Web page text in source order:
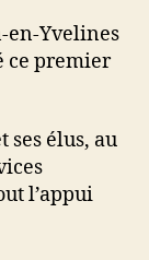
en-Yvelines
ce premier
ses élus, au
l’appui